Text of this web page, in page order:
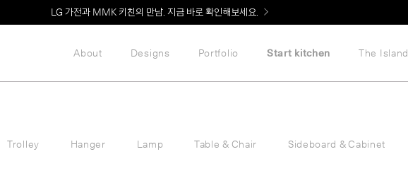
Welcome! 신규 회원가입 시 MMK Shop Coupon (총 60만원) 지급
LG 가전과 MMK 키친의 만남. 지금 바로 확인해보세요.
About Designs Portfolio Start kitchen The Island
Trolley Hanger Lamp Table & Chair Sideboard & Cabinet